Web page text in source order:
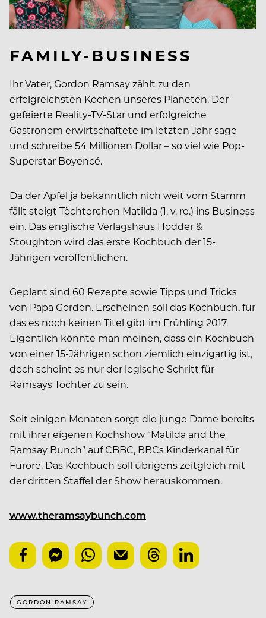
FAMILY-BUSINESS
Ihr Vater, Gordon Ramsay zählt zu den
erfolgreichsten Köchen unseres Planeten. Der
gefeierte Reality-TV-Star und erfolgreiche
Gastronom erwirtschaftete im letzten Jahr sage
und schreibe 54 Millionen Dollar – so viel wie Pop-
Superstar Boyencé.
Da der Apfel ja bekanntlich nich weit vom Stamm
fällt steigt Töchterchen Matilda (1. v. re.) ins Business
ein. Das englische Verlagshaus Hodder &
Stoughton wird das erste Kochbuch der 15-
Jährigen veröffentlichen.
Geplant sind 60 Rezepte sowie Tipps und Tricks
von Papa Gordon. Erscheinen soll das Kochbuch, für
das es noch keinen Titel gibt im Frühling 2017.
Eigentlich könnte man meinen, dass ein Kochbuch
von einer 15-Jährigen schon ziemlich einzigartig ist,
doch scheint es nur der logische Schritt für
Ramsays Tochter zu sein.
Seit einigen Monaten sorgt die junge Dame bereits
mit ihrer eigenen Kochshow “Matilda and the
Ramsay Bunch” auf CBBC, BBCs Kinderkanal für
Furore. Das Kochbuch soll übrigens zeitgleich mit
der dritten Staffel der Show herauskommen.
www.theramsaybunch.com
GORDON RAMSAY